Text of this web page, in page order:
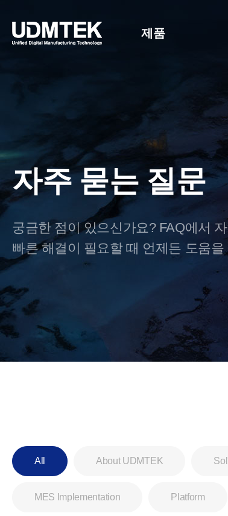
제품
자주 묻는 질문
궁금한 점이 있으신가요? FAQ에서
빠른 해결이 필요할 때 언제든 도움을
All About UDMTEK
MES Implementation Platform